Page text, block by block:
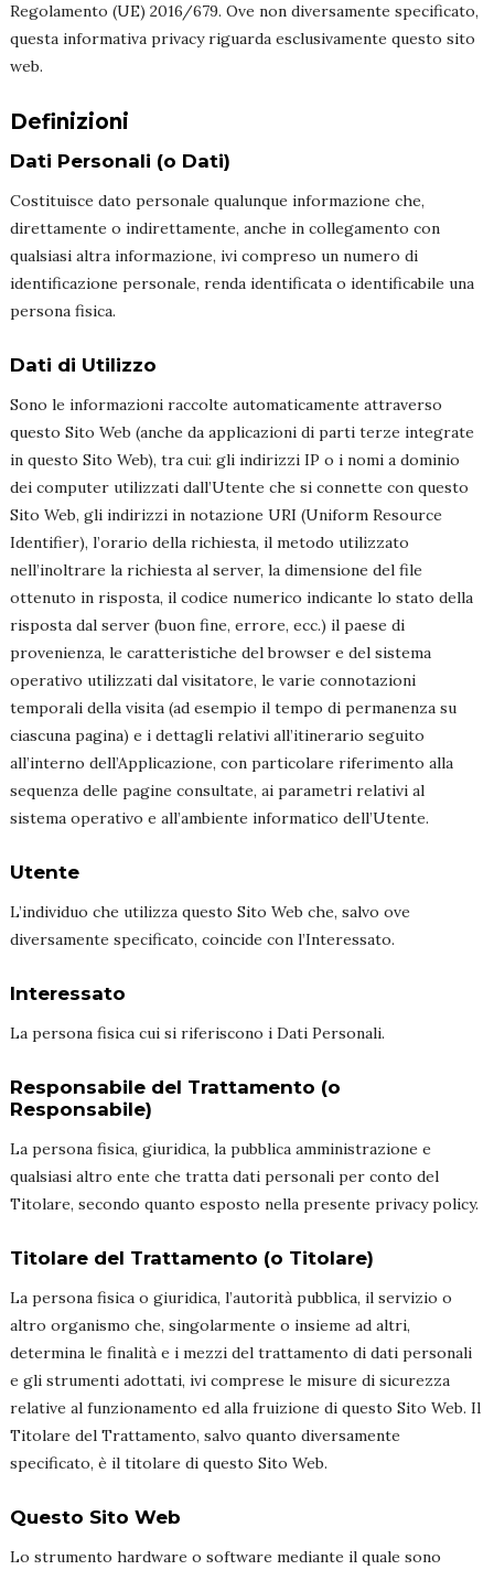
Regolamento (UE) 2016/679. Ove non diversamente specificato,
questa informativa privacy riguarda esclusivamente questo sito
web.
Definizioni
Dati Personali (o Dati)
Costituisce dato personale qualunque informazione che,
direttamente o indirettamente, anche in collegamento con
qualsiasi altra informazione, ivi compreso un numero di
identificazione personale, renda identificata o identificabile una
persona fisica.
Dati di Utilizzo
Sono le informazioni raccolte automaticamente attraverso
questo Sito Web (anche da applicazioni di parti terze integrate
in questo Sito Web), tra cui: gli indirizzi IP o i nomi a dominio
dei computer utilizzati dall’Utente che si connette con questo
Sito Web, gli indirizzi in notazione URI (Uniform Resource
Identifier), l’orario della richiesta, il metodo utilizzato
nell’inoltrare la richiesta al server, la dimensione del file
ottenuto in risposta, il codice numerico indicante lo stato della
risposta dal server (buon fine, errore, ecc.) il paese di
provenienza, le caratteristiche del browser e del sistema
operativo utilizzati dal visitatore, le varie connotazioni
temporali della visita (ad esempio il tempo di permanenza su
ciascuna pagina) e i dettagli relativi all’itinerario seguito
all’interno dell’Applicazione, con particolare riferimento alla
sequenza delle pagine consultate, ai parametri relativi al
sistema operativo e all’ambiente informatico dell’Utente.
Utente
L’individuo che utilizza questo Sito Web che, salvo ove
diversamente specificato, coincide con l’Interessato.
Interessato
La persona fisica cui si riferiscono i Dati Personali.
Responsabile del Trattamento (o
Responsabile)
La persona fisica, giuridica, la pubblica amministrazione e
qualsiasi altro ente che tratta dati personali per conto del
Titolare, secondo quanto esposto nella presente privacy policy.
Titolare del Trattamento (o Titolare)
La persona fisica o giuridica, l’autorità pubblica, il servizio o
altro organismo che, singolarmente o insieme ad altri,
determina le finalità e i mezzi del trattamento di dati personali
e gli strumenti adottati, ivi comprese le misure di sicurezza
relative al funzionamento ed alla fruizione di questo Sito Web. Il
Titolare del Trattamento, salvo quanto diversamente
specificato, è il titolare di questo Sito Web.
Questo Sito Web
Lo strumento hardware o software mediante il quale sono